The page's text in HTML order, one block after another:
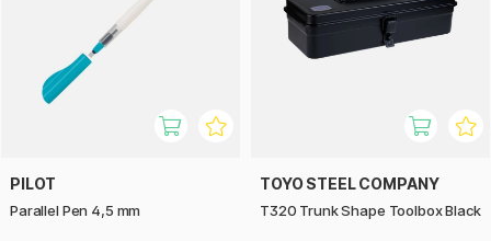
PILOT
Parallel Pen 4,5 mm
TOYO STEEL COMPANY
T320 Trunk Shape Toolbox Black